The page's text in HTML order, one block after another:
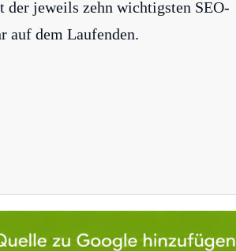
jeweils zehn wichtigsten SEO-
auf dem Laufenden.